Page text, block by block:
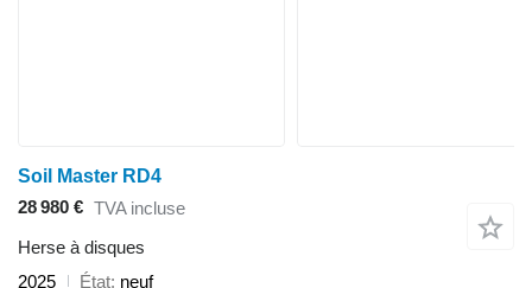
Soil Master RD4
28 980 € TVA incluse
Herse à disques
2025
État neuf